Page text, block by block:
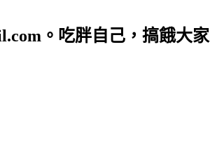
。吃胖自己，搞餓大家